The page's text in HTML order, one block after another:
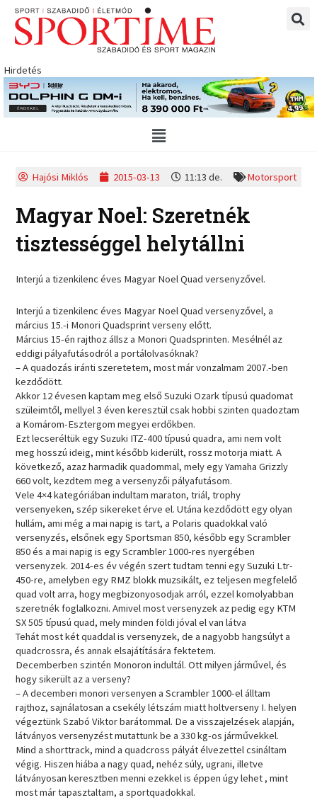
Skip
content
Hirdetés
Main
Menu
Hajósi Miklós 2015-03-13 11:13 de. Motorsport
Magyar Noel: Szeretnék
tisztességgel helytállni
Interjú a tizenkilenc éves Magyar Noel Quad versenyzővel.
Interjú a tizenkilenc éves Magyar Noel Quad versenyzővel, a
március 15.-i Monori Quadsprint verseny előtt.
Március 15-én rajthoz állsz a Monori Quadsprinten. Mesélnél az
eddigi pályafutásodról a portálolvasóknak?
– A quadozás iránti szeretetem, most már vonzalmam 2007.-ben
kezdődött.
Akkor 12 évesen kaptam meg első Suzuki Ozark típusú quadomat
szüleimtől, mellyel 3 éven keresztül csak hobbi szinten quadoztam
a Komárom-Esztergom megyei erdőkben.
Ezt lecseréltük egy Suzuki ITZ-400 típusú quadra, ami nem volt
meg hosszú ideig, mint később kiderült, rossz motorja miatt. A
következő, azaz harmadik quadommal, mely egy Yamaha Grizzly
660 volt, kezdtem meg a versenyzői pályafutásom.
Vele 4×4 kategóriában indultam maraton, triál, trophy
versenyeken, szép sikereket érve el. Utána kezdődött egy olyan
hullám, ami még a mai napig is tart, a Polaris quadokkal való
versenyzés, elsőnek egy Sportsman 850, később egy Scrambler
850 és a mai napig is egy Scrambler 1000-res nyergében
versenyzek. 2014-es év végén szert tudtam tenni egy Suzuki Ltr-
450-re, amelyben egy RMZ blokk muzsikált, ez teljesen megfelelő
quad volt arra, hogy megbizonyosodjak arról, ezzel komolyabban
szeretnék foglalkozni. Amivel most versenyzek az pedig egy KTM
SX 505 típusú quad, mely minden földi jóval el van látva
Tehát most két quaddal is versenyzek, de a nagyobb hangsúlyt a
quadcrossra, és annak elsajátítására fektetem.
Decemberben szintén Monoron indultál. Ott milyen járművel, és
hogy sikerült az a verseny?
– A decemberi monori versenyen a Scrambler 1000-el álltam
rajthoz, sajnálatosan a csekély létszám miatt holtverseny I. helyen
végeztünk Szabó Viktor barátommal. De a visszajelzések alapján,
látványos versenyzést mutattunk be a 330 kg-os járművekkel.
Mind a shorttrack, mind a quadcross pályát élvezettel csináltam
végig. Hiszen hiába a nagy quad, nehéz súly, ugrani, illetve
látványosan keresztben menni ezekkel is éppen úgy lehet , mint
most már tapasztaltam, a sportquadokkal.